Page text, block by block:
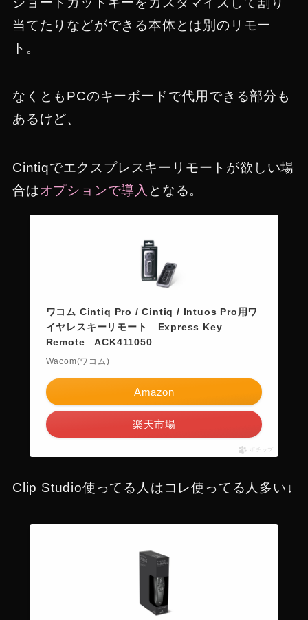
当てたりなどができる本体とは別のリモー
ト。
なくともPCのキーボードで代用できる部分も
あるけど、
Cintiqでエクスプレスキーリモートが欲しい場
合はオプションで導入 となる。
ワコム Cintiq Pro / Cintiq / Intuos Pro用ワ
イヤレスキーリモート Express Key
Remote ACK411050
Wacom(ワコム)
Amazon
楽天市場
ポチップ
Clip Studio使ってる人はコレ使ってる人多い↓